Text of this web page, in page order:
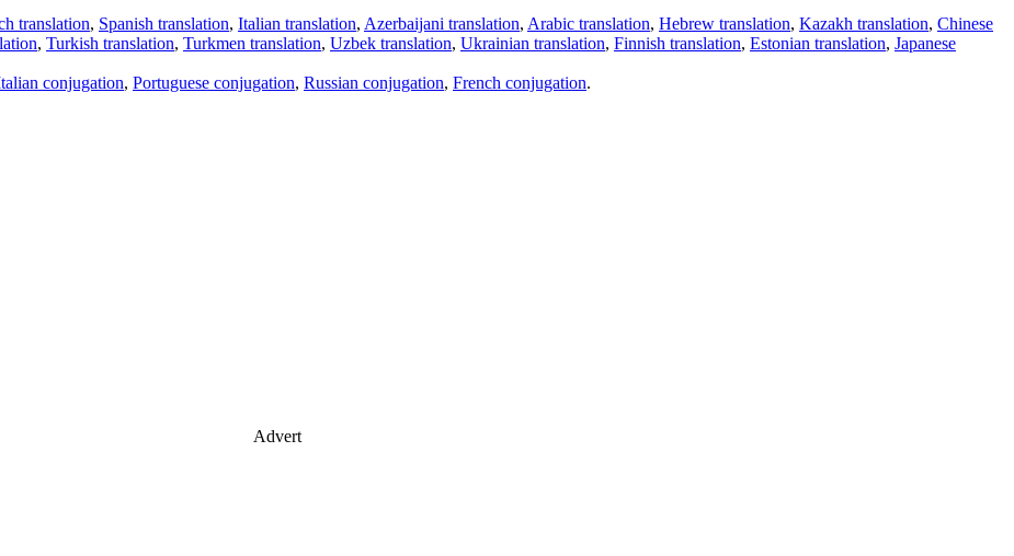
translation, Spanish translation, Italian translation, Azerbaijani translation, Arabic translation, Hebrew translation, Kazakh translation, Chinese
, Turkish translation, Turkmen translation, Uzbek translation, Ukrainian translation, Finnish translation, Estonian translation, Japanese
conjugation, Portuguese conjugation, Russian conjugation, French conjugation.
Advert